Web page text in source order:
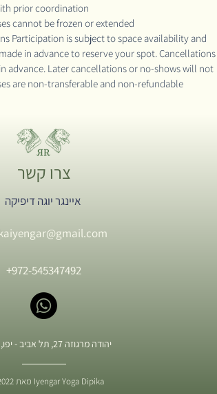
prior coordination.
cannot be frozen or extended.
Participation is subject to space availability and
in advance to reserve your spot. Cancellations
advance. Later cancellations or no-shows will not
are non-transferable and non-refundable.
צרו קשר
איינגר יוגה דיפיקה
+972-545347492
יהודה מרגוזה 27, תל אביב - יפו, ישראל
©2022 מאת Iyengar Yoga Dipika